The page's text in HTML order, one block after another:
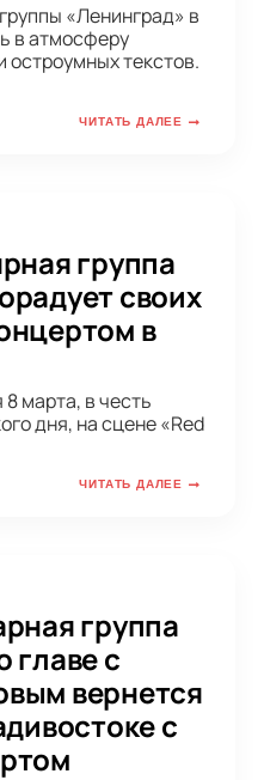
«Ленинград» в
в атмосферу
остроумных текстов.
ЧИТАТЬ ДАЛЕЕ
группа
своих
в
марта, в честь
дня, на сцене «Red
ЧИТАТЬ ДАЛЕЕ
группа
главе с
вернется
с